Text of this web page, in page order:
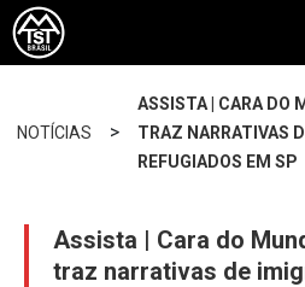
NOTÍCIAS >
ASSISTA | CARA DO
TRAZ NARRATIVAS
REFUGIADOS EM SP
Assista | Cara do
traz narrativas de